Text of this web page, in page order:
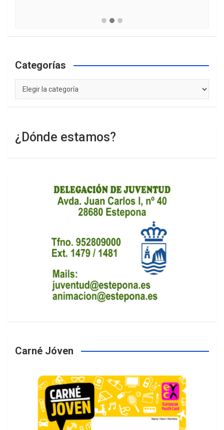
Categorías
Categorías
¿Dónde estamos?
Carné Jóven